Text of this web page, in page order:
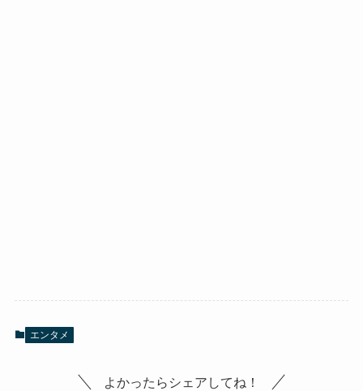
エンタメ
よかったらシェアしてね！